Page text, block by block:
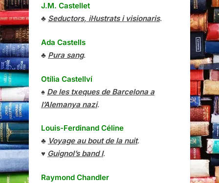
J.M. Castellet
♣ Seductors, il·lustrats i visionaris.
Ada Castells
♣ Pura sang.
Otília Castellví
♠ De les txeques de Barcelona a
l’Alemanya nazi.
Louis-Ferdinand Céline
♣ Voyage au bout de la nuit.
♥ Guignol’s band I.
Raymond Chandler